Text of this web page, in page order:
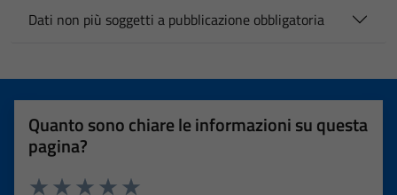
Dati non più soggetti a pubblicazione obbligatoria
Quanto sono chiare le informazioni su questa
pagina?